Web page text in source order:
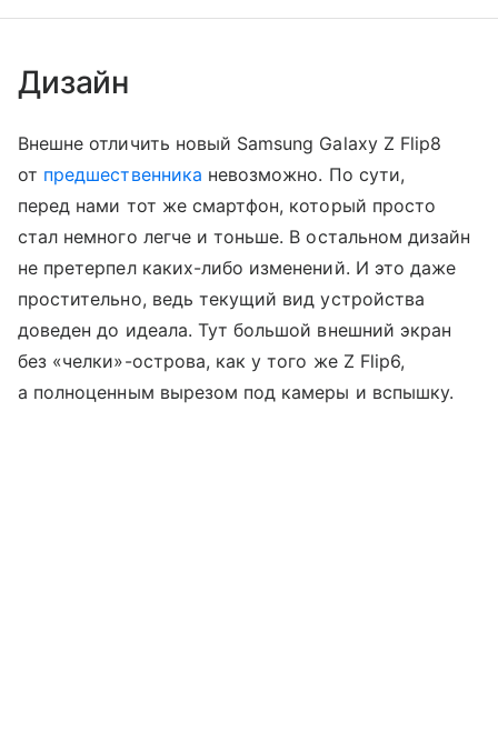
Дизайн
Внешне отличить новый Samsung Galaxy Z Flip8
от предшественника невозможно. По сути,
перед нами тот же смартфон, который просто
стал немного легче и тоньше. В остальном дизайн
не претерпел каких-либо изменений. И это даже
простительно, ведь текущий вид устройства
доведен до идеала. Тут большой внешний экран
без «челки»-острова, как у того же Z Flip6,
а полноценным вырезом под камеры и вспышку.